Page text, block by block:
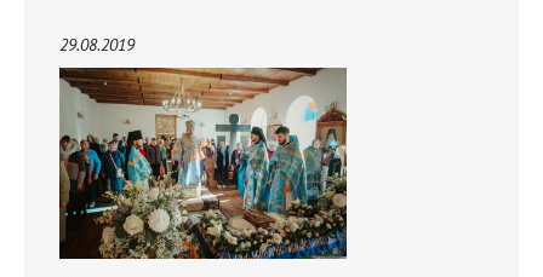
29.08.2019